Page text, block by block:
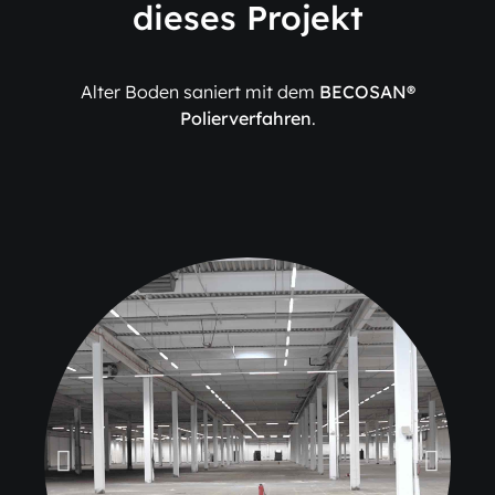
dieses Projekt
Alter Boden saniert mit dem BECOSAN®
Polierverfahren.